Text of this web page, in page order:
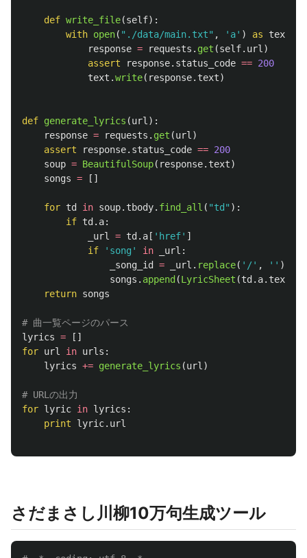
def write_file(self):
with open( " ./data/main.txt" , ' a' ) as text
response = requests . get (self. url )
assert
response. status_code == 200
text .write( response. text)
def generate_lyrics (url ):
response = requests . get (url )
assert
response. status_code == 200
soup = BeautifulSoup( response. text)
songs = []
for td in soup. tbody. find_all ( "td " ):
if td . a:
_url
= td . a [ ' href' ]
if
' song ' in _url :
_song_id
= _url . replace( ' /' , '' ).
songs . append (LyricSheet (td . a. text
return songs
lyrics =
[]
for url in urls :
lyrics += generate_lyrics (url )
for lyric in lyrics :
print
lyric. url
さだまさし川柳10万句生成ツール